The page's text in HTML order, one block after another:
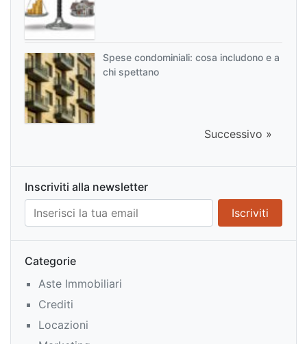
Spese condominiali: cosa includono e a
chi spettano
Successivo »
Inscriviti alla newsletter
Categorie
Aste Immobiliari
Crediti
Locazioni